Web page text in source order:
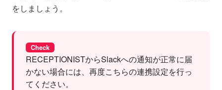
をしましょう。
Check
RECEPTIONISTからSlackへの通知が正常に届
かない場合には、再度こちらの連携設定を行っ
てください。